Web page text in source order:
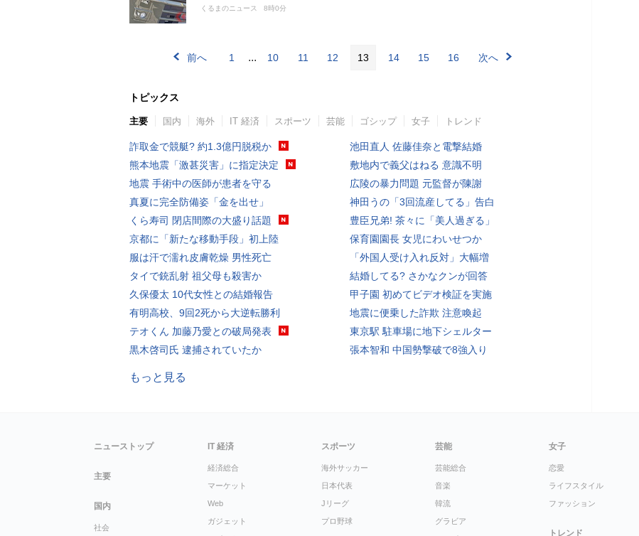
くるまのニュース 8時0分
前へ 1 ... 10 11 12 13 14 15 16 次へ
トピックス
主要 国内 海外 IT 経済 スポーツ 芸能 ゴシップ 女子 トレンド
詐取金で競艇? 約1.3億円脱税か
熊本地震「激甚災害」に指定決定
地震 手術中の医師が患者を守る
真夏に完全防備姿「金を出せ」
くら寿司 閉店間際の大盛り話題
京都に「新たな移動手段」初上陸
服は汗で濡れ皮膚乾燥 男性死亡
タイで銃乱射 祖父母も殺害か
久保優太 10代女性との結婚報告
有明高校、9回2死から大逆転勝利
テオくん 加藤乃愛との破局発表
黒木啓司氏 逮捕されていたか
池田直人 佐藤佳奈と電撃結婚
敷地内で義父はねる 意識不明
広陵の暴力問題 元監督が陳謝
神田うの「3回流産してる」告白
豊臣兄弟! 茶々に「美人過ぎる」
保育園園長 女児にわいせつか
「外国人受け入れ反対」大幅増
結婚してる? さかなクンが回答
甲子園 初めてビデオ検証を実施
地震に便乗した詐欺 注意喚起
東京駅 駐車場に地下シェルター
張本智和 中国勢撃破で8強入り
もっと見る
ニューストップ
主要
国内
社会
IT 経済
経済総合
マーケット
Web
ガジェット
スポーツ
海外サッカー
日本代表
Jリーグ
プロ野球
芸能
芸能総合
音楽
韓流
グラビア
女子
恋愛
ライフスタイル
ファッション
トレンド